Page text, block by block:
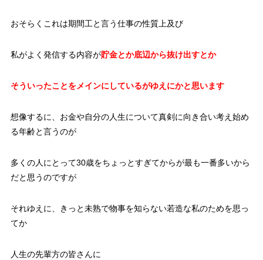
おそらくこれは期間工と言う仕事の性質上及び
私がよく発信する内容が貯金とか底辺から抜け出すとか
そういったことをメインにしているがゆえにかと思います
想像するに、お金や自分の人生について真剣に向き合い考え始め
る年齢と言うのが
多くの人にとって30歳をちょっとすぎてからが最も一番多いから
だと思うのですが
それゆえに、きっと未熟で物事を知らない若造な私のためを思っ
てか
人生の先輩方の皆さんに